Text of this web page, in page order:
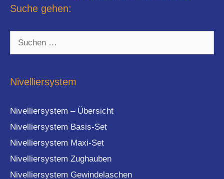
Suche gehen:
Suchen
Nivelliersystem
Nivelliersystem – Übersicht
Nivelliersystem Basis-Set
Nivelliersystem Maxi-Set
Nivelliersystem Zughauben
Nivelliersystem Gewindelaschen